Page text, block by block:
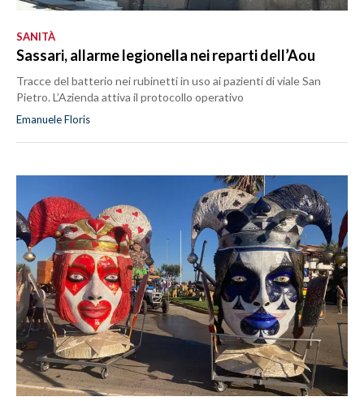
SANITÀ
Sassari, allarme legionella nei reparti dell’Aou
Tracce del batterio nei rubinetti in uso ai pazienti di viale San
Pietro. L’Azienda attiva il protocollo operativo
Emanuele Floris